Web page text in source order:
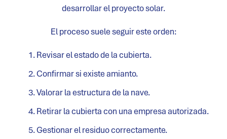
desarrollar el proyecto solar.
El proceso suele seguir este orden:
Revisar el estado de la cubierta.
Confirmar si existe amianto.
Valorar la estructura de la nave.
Retirar la cubierta con una empresa autorizada.
Gestionar el residuo correctamente.